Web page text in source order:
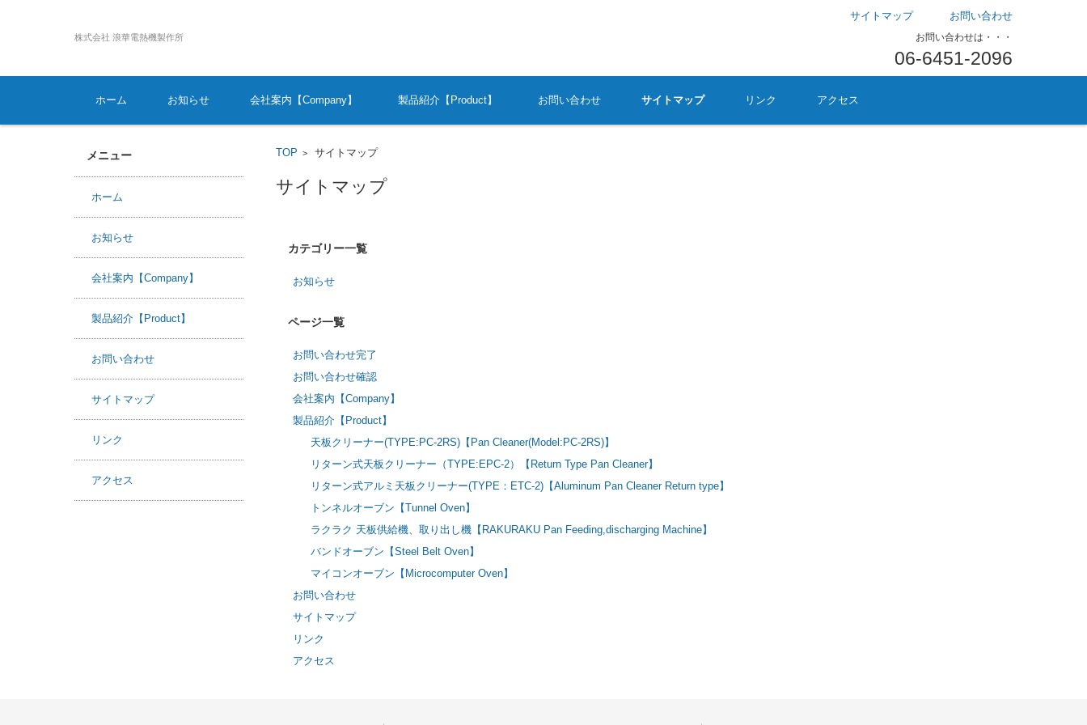
株式会社 浪華電熱機製作所
サイトマップ お問い合わせ
お問い合わせは・・・
06-6451-2096
コンテンツに移動
ホーム
お知らせ 会社案内【Company】 製品紹介【Product】 お問い合わせ サイトマップ リンク アクセス
TOP > サイトマップ
サイトマップ
カテゴリー一覧
お知らせ
ページ一覧
お問い合わせ完了
お問い合わせ確認
会社案内【Company】
製品紹介【Product】
天板クリーナー(TYPE:PC-2RS)【Pan Cleaner(Model:PC-2RS)】
リターン式天板クリーナー（TYPE:EPC-2）【Return Type Pan Cleaner】
リターン式アルミ天板クリーナー(TYPE：ETC-2)【Aluminum Pan Cleaner Return type】
トンネルオーブン【Tunnel Oven】
ラクラク 天板供給機、取り出し機【RAKURAKU Pan Feeding,discharging Machine】
バンドオーブン【Steel Belt Oven】
マイコンオーブン【Microcomputer Oven】
お問い合わせ
サイトマップ
リンク
アクセス
メニュー
ホーム
お知らせ
会社案内【Company】
製品紹介【Product】
お問い合わせ
サイトマップ
リンク
アクセス